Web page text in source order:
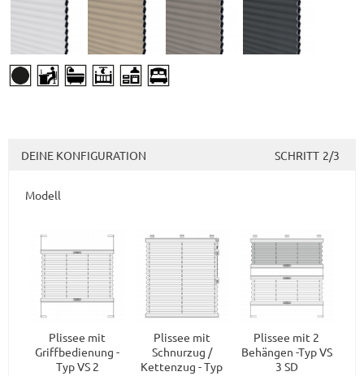
DEINE KONFIGURATION SCHRITT 2/3
Modell
Plissee mit
Griffbedienung -
Typ VS 2
Plissee mit
Schnurzug /
Kettenzug - Typ
Plissee mit 2
Behängen -Typ VS
3 SD